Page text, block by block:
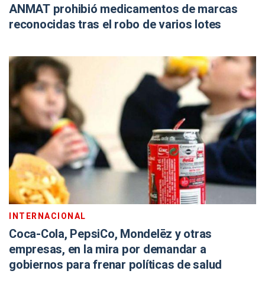
ANMAT prohibió medicamentos de marcas
reconocidas tras el robo de varios lotes
INTERNACIONAL
Coca-Cola, PepsiCo, Mondelēz y otras
empresas, en la mira por demandar a
gobiernos para frenar políticas de salud